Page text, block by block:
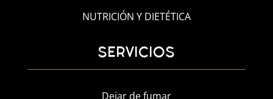
NUTRICIÓN Y DIETÉTICA
SERVICIOS
Dejar de fumar